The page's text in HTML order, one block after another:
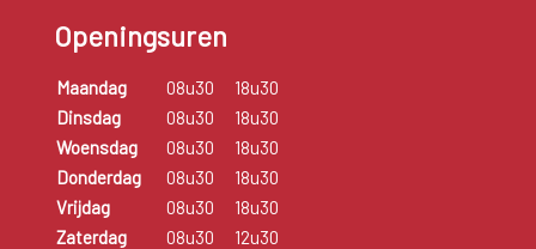
Openingsuren
Maandag 08u30
18u30
Dinsdag
08u30
18u30
Woensdag
08u30
18u30
Donderdag
08u30
18u30
Vrijdag
08u30
18u30
Zaterdag
08u30
12u30